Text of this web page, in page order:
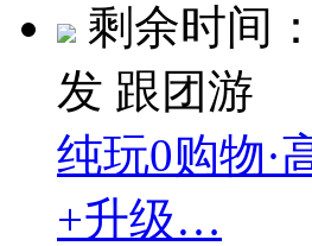
剩余时间：
发 跟团游
纯玩0购物·
+升级…